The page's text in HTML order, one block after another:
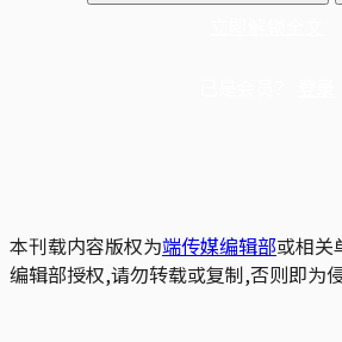
本刊载内容版权为端传媒编辑部或相关
编辑部授权,请勿转载或复制,否则即为侵